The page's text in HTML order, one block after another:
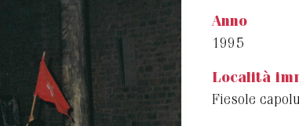
Anno
1995
Località
Fiesole